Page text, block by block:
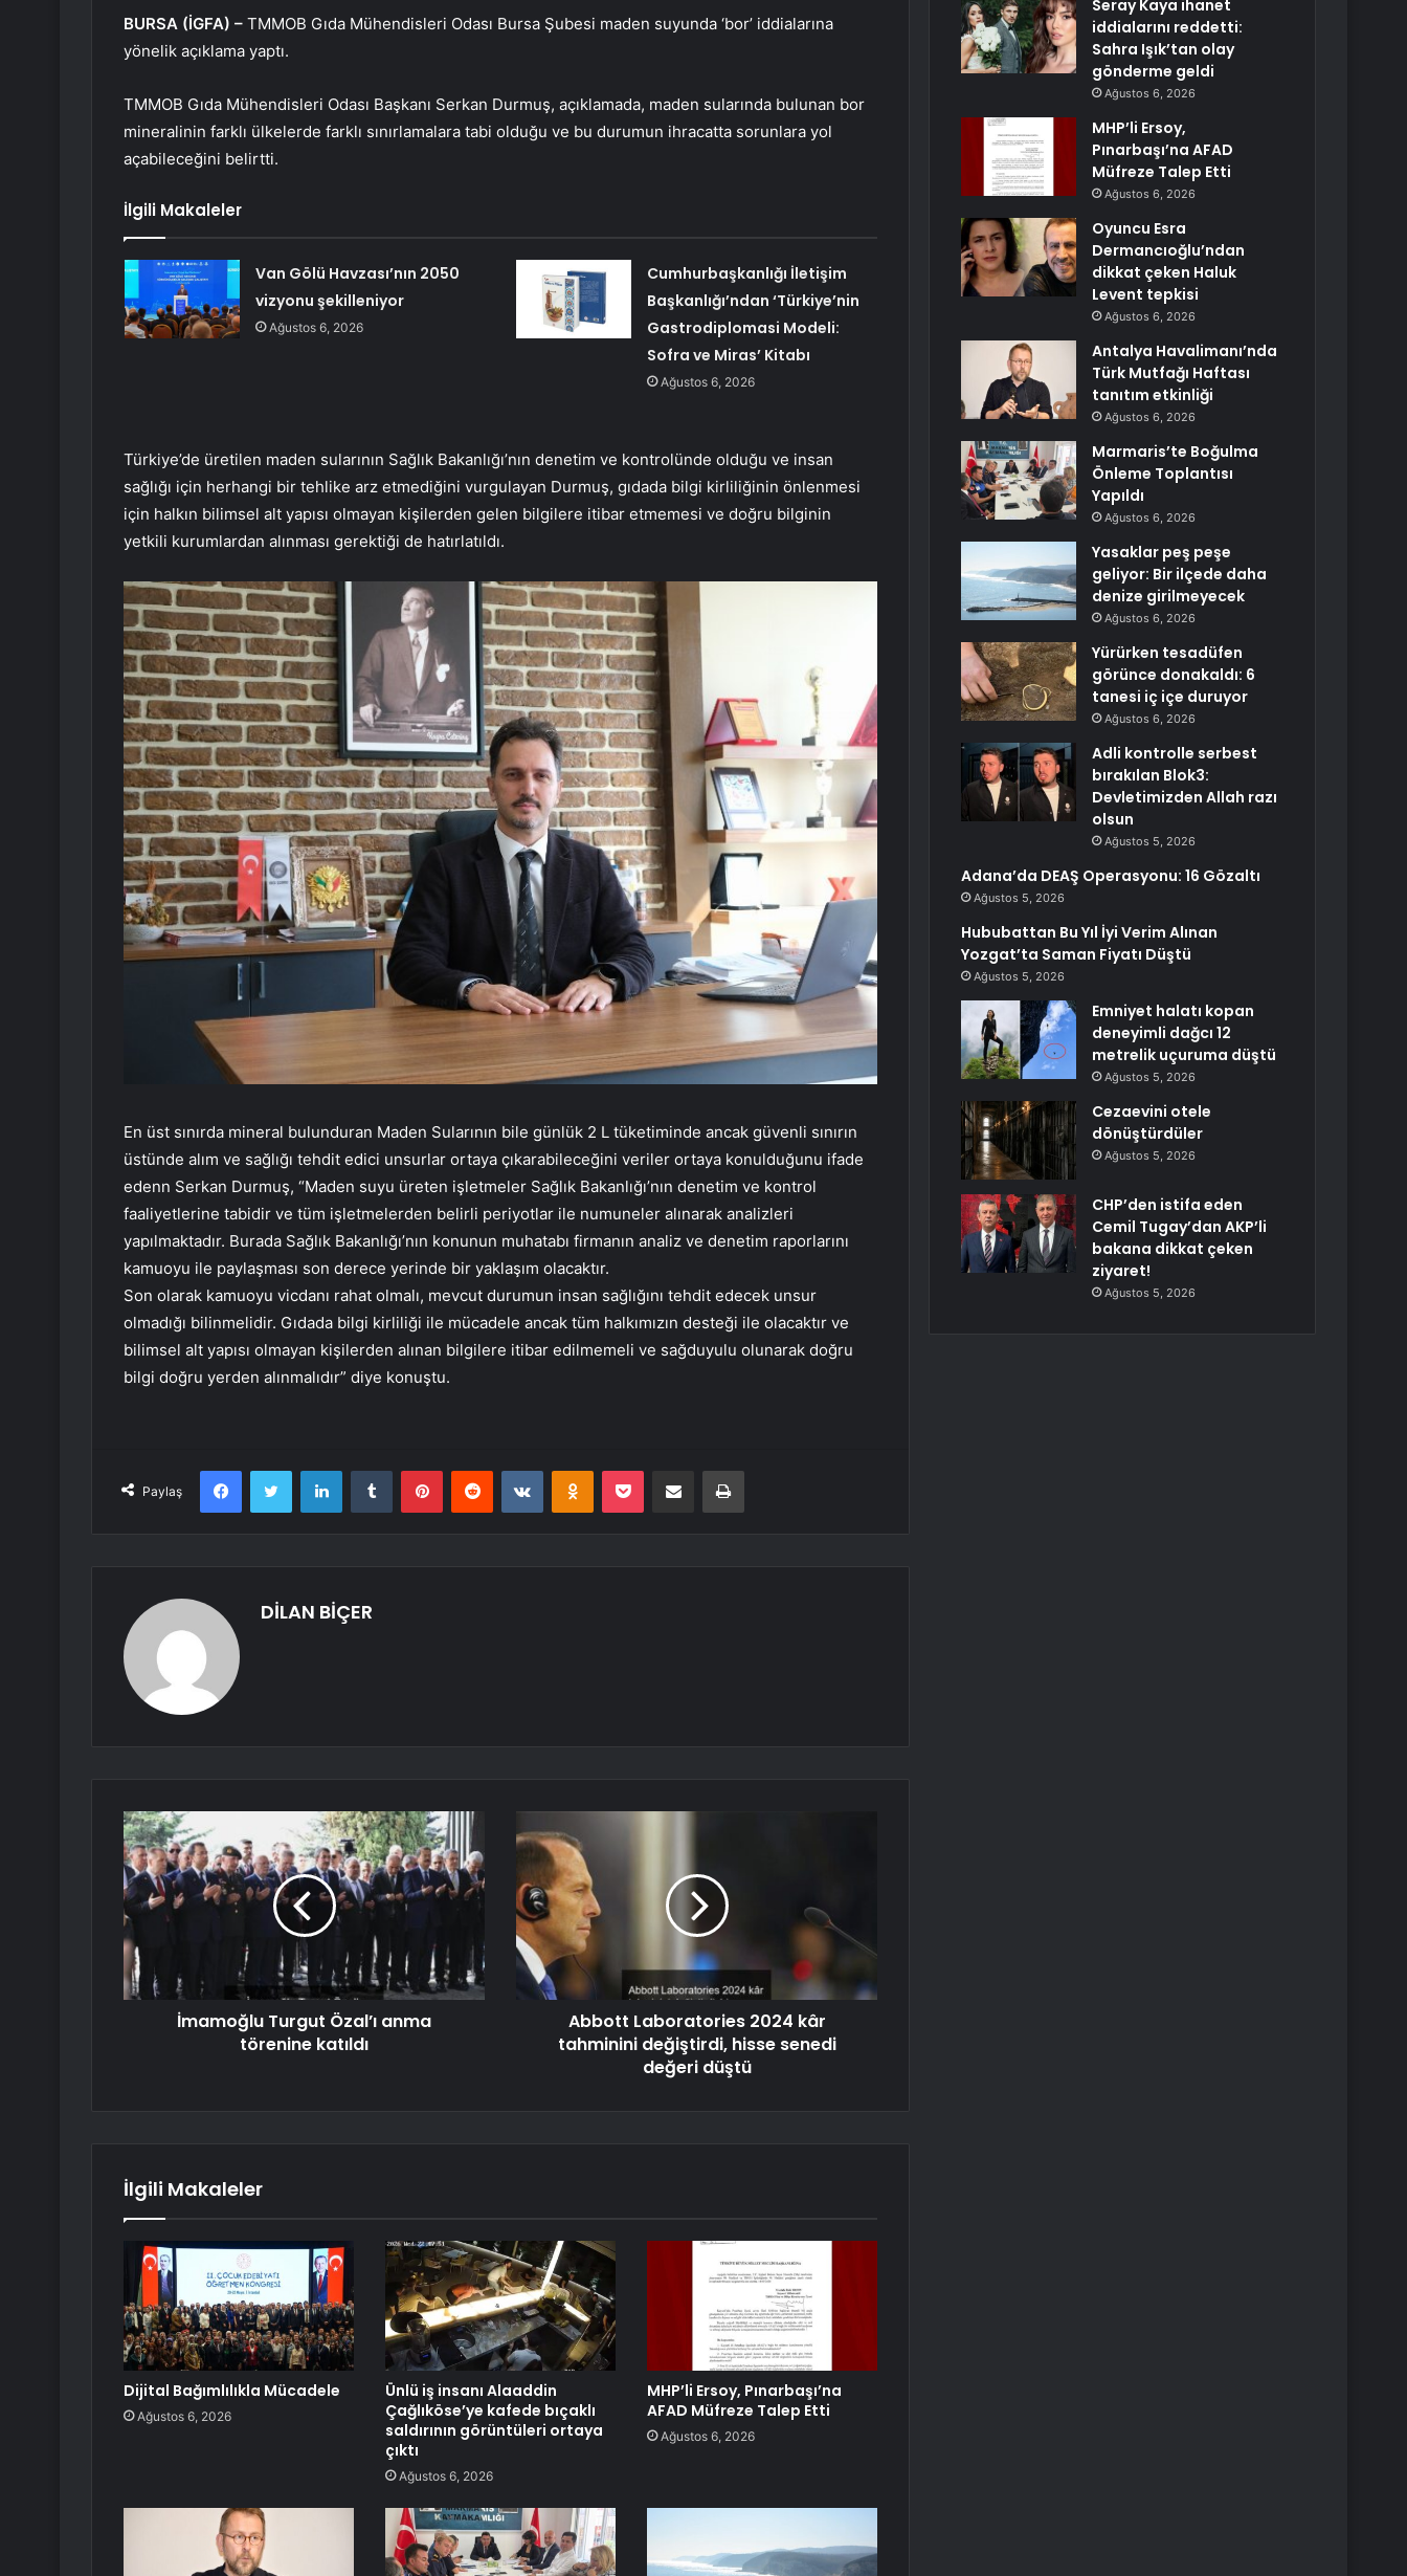
BURSA (İGFA) – TMMOB Gıda Mühendisleri Odası Bursa Şubesi maden suyunda ‘bor’ iddialarına
yönelik açıklama yaptı.
TMMOB Gıda Mühendisleri Odası Başkanı Serkan Durmuş, açıklamada, maden sularında bulunan bor
mineralinin farklı ülkelerde farklı sınırlamalara tabi olduğu ve bu durumun ihracatta sorunlara yol
açabileceğini belirtti.
İlgili Makaleler
Van Gölü Havzası’nın 2050
vizyonu şekilleniyor
Ağustos 6, 2026
Cumhurbaşkanlığı İletişim
Başkanlığı’ndan ‘Türkiye’nin
Gastrodiplomasi Modeli:
Sofra ve Miras’ Kitabı
Ağustos 6, 2026
Türkiye’de üretilen maden sularının Sağlık Bakanlığı’nın denetim ve kontrolünde olduğu ve insan
sağlığı için herhangi bir tehlike arz etmediğini vurgulayan Durmuş, gıdada bilgi kirliliğinin önlenmesi
için halkın bilimsel alt yapısı olmayan kişilerden gelen bilgilere itibar etmemesi ve doğru bilginin
yetkili kurumlardan alınması gerektiği de hatırlatıldı.
En üst sınırda mineral bulunduran Maden Sularının bile günlük 2 L tüketiminde ancak güvenli sınırın
üstünde alım ve sağlığı tehdit edici unsurlar ortaya çıkarabileceğini veriler ortaya konulduğunu ifade
edenn Serkan Durmuş, “Maden suyu üreten işletmeler Sağlık Bakanlığı’nın denetim ve kontrol
faaliyetlerine tabidir ve tüm işletmelerden belirli periyotlar ile numuneler alınarak analizleri
yapılmaktadır. Burada Sağlık Bakanlığı’nın konunun muhatabı firmanın analiz ve denetim raporlarını
kamuoyu ile paylaşması son derece yerinde bir yaklaşım olacaktır.
Son olarak kamuoyu vicdanı rahat olmalı, mevcut durumun insan sağlığını tehdit edecek unsur
olmadığı bilinmelidir. Gıdada bilgi kirliliği ile mücadele ancak tüm halkımızın desteği ile olacaktır ve
bilimsel alt yapısı olmayan kişilerden alınan bilgilere itibar edilmemeli ve sağduyulu olunarak doğru
bilgi doğru yerden alınmalıdır” diye konuştu.
Paylaş
FacebookTwitter LinkedInTumblr PinterestReddit VKontakteOdnoklassniki
Pocket E-Posta ile paylaş Yazdır
DİLAN BİÇER
İmamoğlu Turgut Özal’ı anma
törenine katıldı
Abbott Laboratories 2024 kâr
tahminini değiştirdi, hisse senedi
değeri düştü
İlgili Makaleler
Dijital Bağımlılıkla Mücadele
Ağustos 6, 2026
Ünlü iş insanı Alaaddin
Çağlıköse’ye kafede bıçaklı
saldırının görüntüleri ortaya
çıktı
Ağustos 6, 2026
MHP’li Ersoy, Pınarbaşı’na
AFAD Müfreze Talep Etti
Ağustos 6, 2026
Seray Kaya ihanet
iddialarını reddetti:
Sahra Işık’tan olay
gönderme geldi
Ağustos 6, 2026
MHP’li Ersoy,
Pınarbaşı’na AFAD
Müfreze Talep Etti
Ağustos 6, 2026
Oyuncu Esra
Dermancıoğlu’ndan
dikkat çeken Haluk
Levent tepkisi
Ağustos 6, 2026
Antalya Havalimanı’nda
Türk Mutfağı Haftası
tanıtım etkinliği
Ağustos 6, 2026
Marmaris’te Boğulma
Önleme Toplantısı
Yapıldı
Ağustos 6, 2026
Yasaklar peş peşe
geliyor: Bir ilçede daha
denize girilmeyecek
Ağustos 6, 2026
Yürürken tesadüfen
görünce donakaldı: 6
tanesi iç içe duruyor
Ağustos 6, 2026
Adli kontrolle serbest
bırakılan Blok3:
Devletimizden Allah razı
olsun
Ağustos 5, 2026
Adana’da DEAŞ Operasyonu: 16 Gözaltı
Ağustos 5, 2026
Hububattan Bu Yıl İyi Verim Alınan
Yozgat’ta Saman Fiyatı Düştü
Ağustos 5, 2026
Emniyet halatı kopan
deneyimli dağcı 12
metrelik uçuruma düştü
Ağustos 5, 2026
Cezaevini otele
dönüştürdüler
Ağustos 5, 2026
CHP’den istifa eden
Cemil Tugay’dan AKP’li
bakana dikkat çeken
ziyaret!
Ağustos 5, 2026